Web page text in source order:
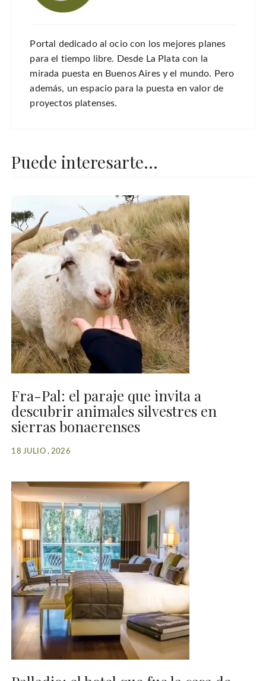
Portal dedicado al ocio con los mejores planes
para el tiempo libre. Desde La Plata con la
mirada puesta en Buenos Aires y el mundo. Pero
además, un espacio para la puesta en valor de
proyectos platenses.
Puede interesarte...
Fra-Pal: el paraje que invita a
descubrir animales silvestres en
sierras bonaerenses
18 JULIO , 2026